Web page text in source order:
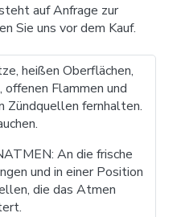
auf Anfrage zur
Sie uns vor dem Kauf.
heißen Oberflächen,
offenen Flammen und
Zündquellen fernhalten.
An die frische
und in einer Position
die das Atmen